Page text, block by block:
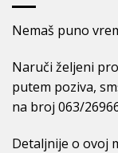
Nemaš puno
Naruči željeni
putem poziva,
na broj 063/
Detaljnije o ovoj